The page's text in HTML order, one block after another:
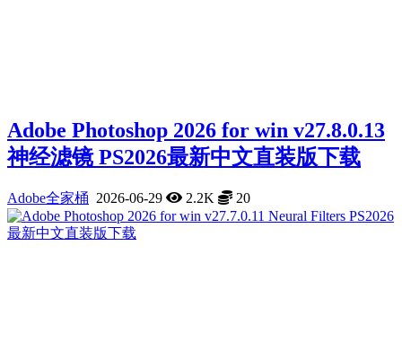
Adobe Photoshop 2026 for win v27.8.0.13
神经滤镜 PS2026最新中文直装版下载
Adobe全家桶 2026-06-29 2.2K 20